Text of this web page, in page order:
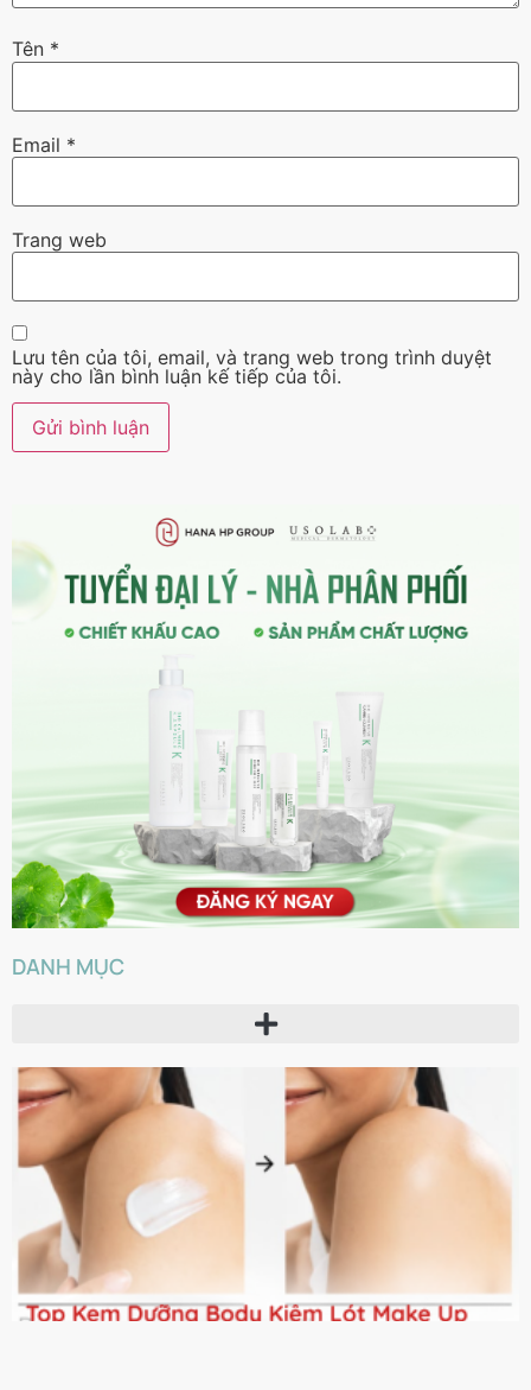
Tên *
Email *
Trang web
Lưu tên của tôi, email, và trang web trong trình duyệt
này cho lần bình luận kế tiếp của tôi.
DANH MỤC